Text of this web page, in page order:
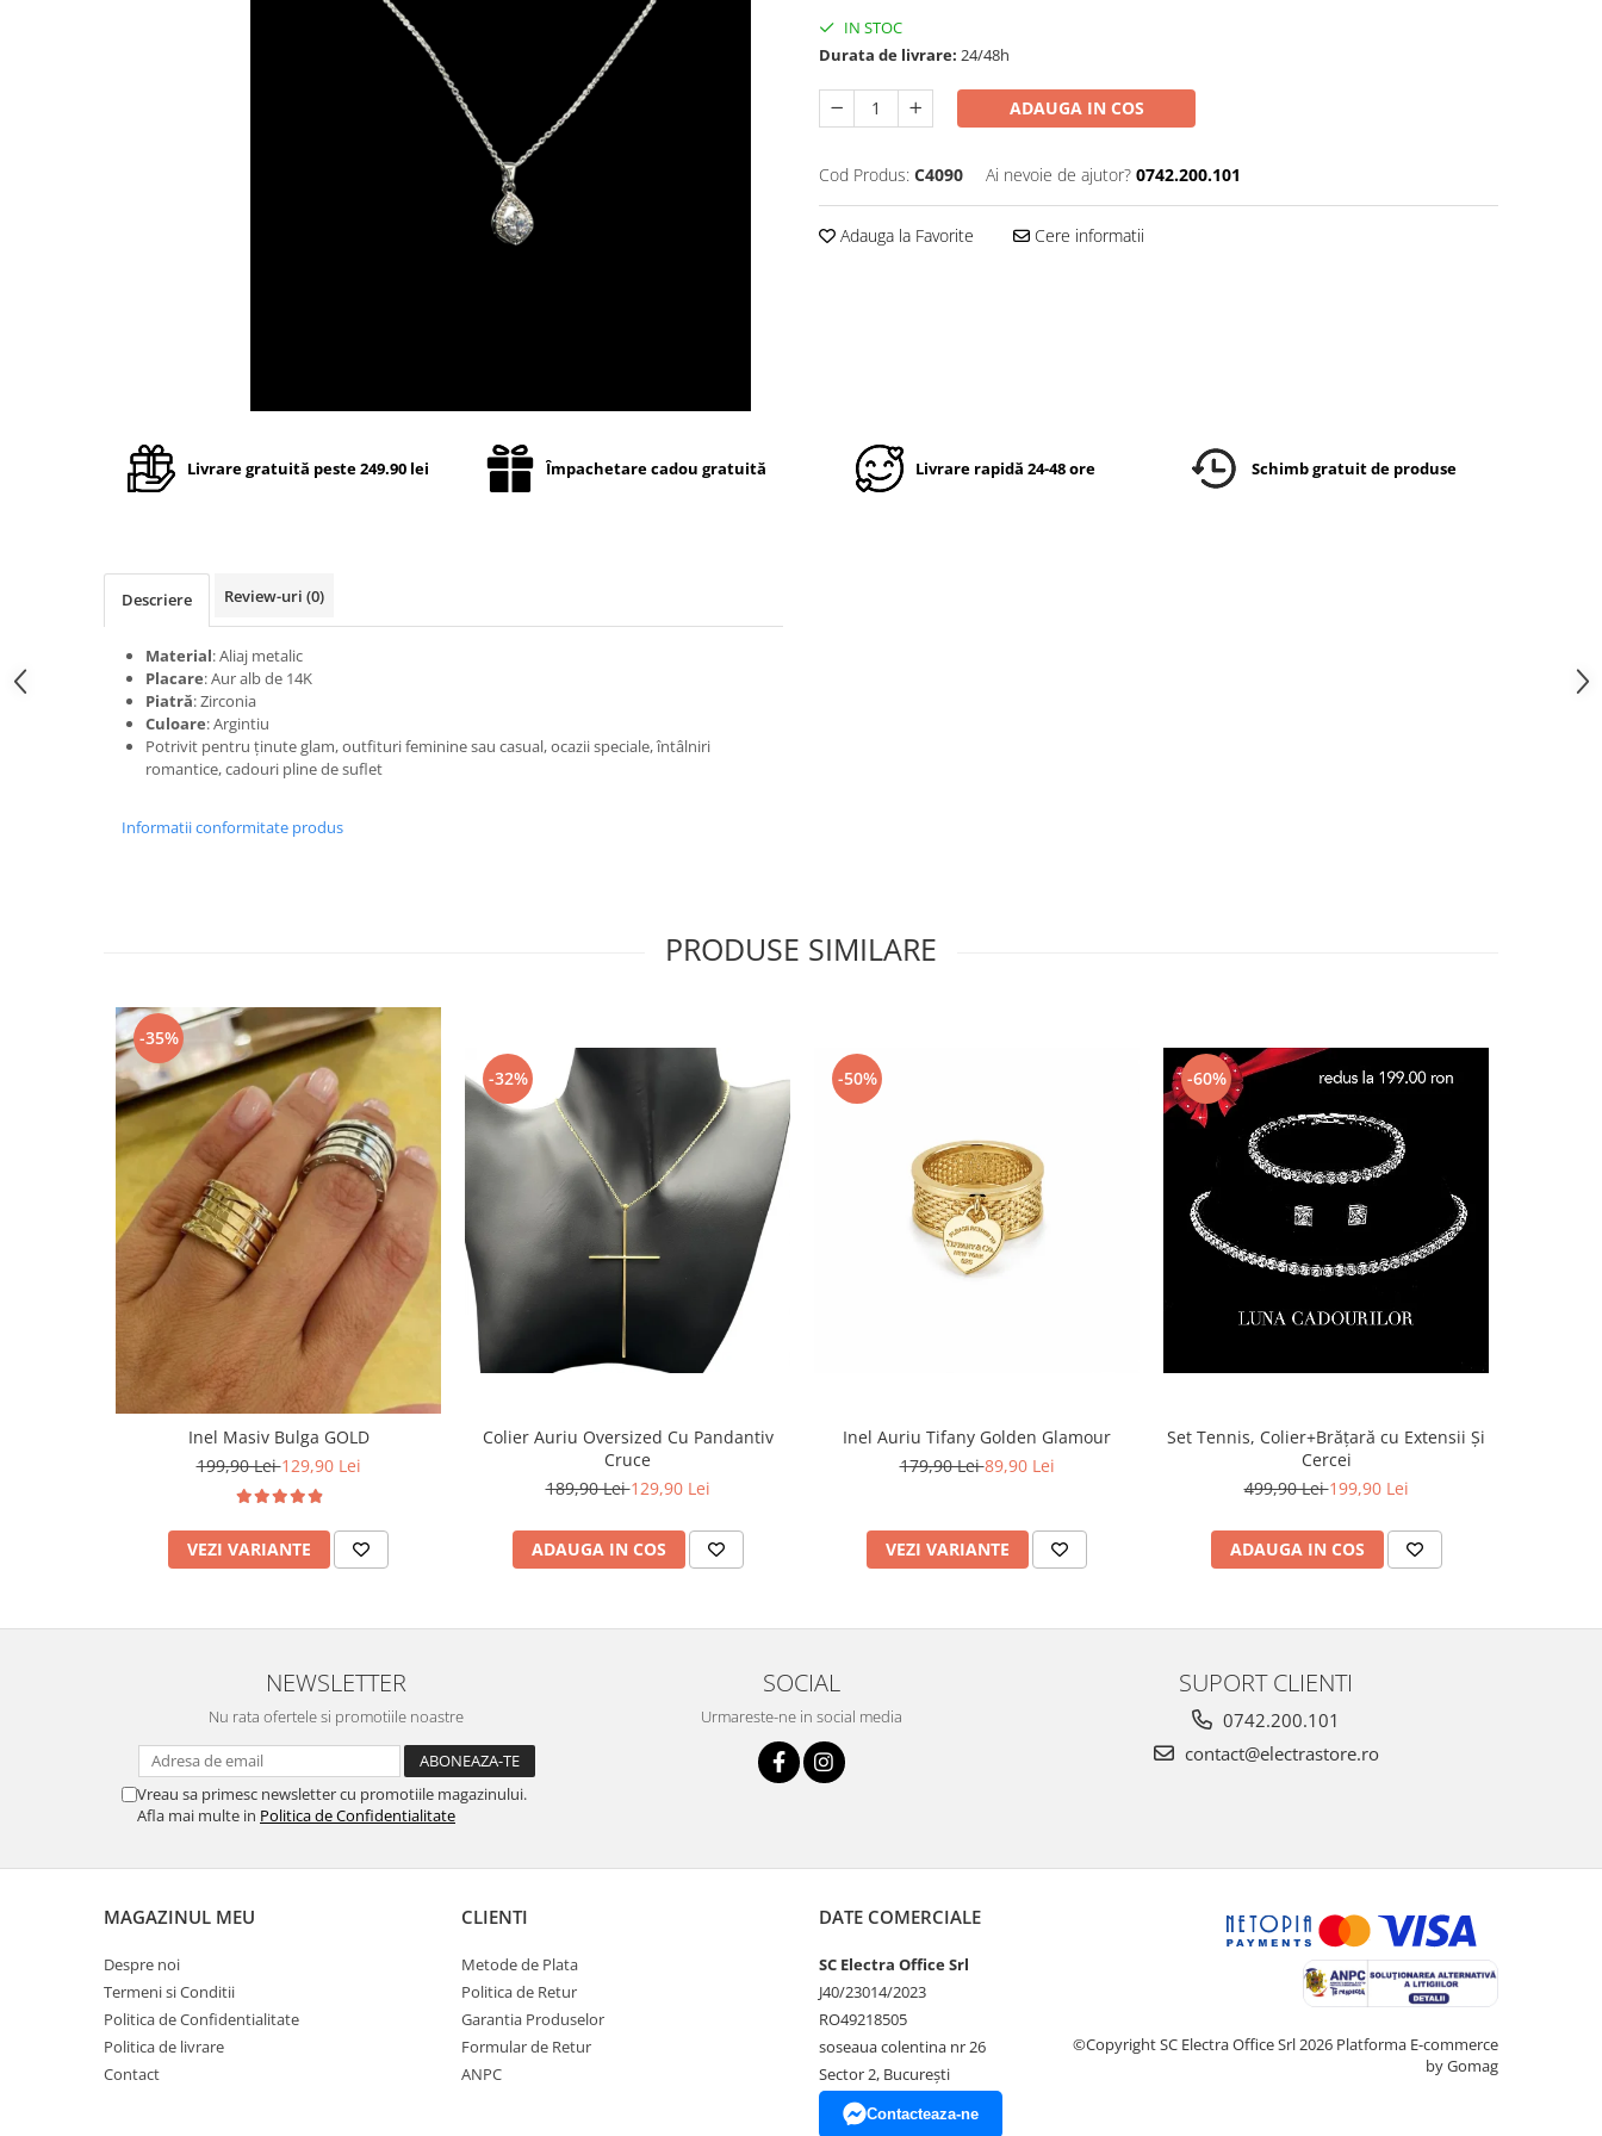
IN STOC
Durata de livrare: 24/48h
ADAUGA IN COS
Cod Produs: C4090 Ai nevoie de ajutor? 0742.200.101
Adauga la Favorite Cere informatii
Livrare gratuită peste 249.90 lei Împachetare cadou gratuită Livrare rapidă 24-48 ore Schimb gratuit de produse
Descriere Review-uri (0)
Material: Aliaj metalic
Placare: Aur alb de 14K
Piatră: Zirconia
Culoare: Argintiu
Potrivit pentru ținute glam, outfituri feminine sau casual, ocazii speciale, întâlniri
romantice, cadouri pline de suflet
Informatii conformitate produs
PRODUSE SIMILARE
-35%
Inel Masiv Bulga GOLD
199,90 Lei129,90 Lei
VEZI VARIANTE
-32%
Colier Auriu Oversized Cu Pandantiv
Cruce
189,90 Lei129,90 Lei
ADAUGA IN COS
-50%
Inel Auriu Tifany Golden Glamour
179,90 Lei89,90 Lei
VEZI VARIANTE
-60%
Set Tennis, Colier+Brățară cu Extensii Și
Cercei
499,90 Lei199,90 Lei
ADAUGA IN COS
NEWSLETTER
Nu rata ofertele si promotiile noastre
Vreau sa primesc newsletter cu promotiile magazinului.
Afla mai multe in Politica de Confidentialitate
SOCIAL
Urmareste-ne in social media
SUPORT CLIENTI
0742.200.101
contact@electrastore.ro
MAGAZINUL MEU
Despre noi
Termeni si Conditii
Politica de Confidentialitate
Politica de livrare
Contact
CLIENTI
Metode de Plata
Politica de Retur
Garantia Produselor
Formular de Retur
ANPC
DATE COMERCIALE
SC Electra Office Srl
J40/23014/2023
RO49218505
soseaua colentina nr 26
Sector 2, București
Contacteaza-ne
©Copyright SC Electra Office Srl 2026 Platforma E-commerce
by Gomag